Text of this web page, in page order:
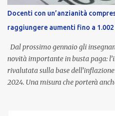
Docenti con un’anzianità
raggiungere aumenti fino a
Dal prossimo gennaio gli
novità importante in busta paga:
rivalutata sulla base
2024. Una misura che porterà